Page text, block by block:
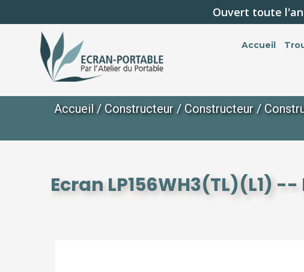
Ouvert toute
Accueil
Accueil/ Constructeur / Constructeur /
Ecran LP156WH3(TL)(L1)